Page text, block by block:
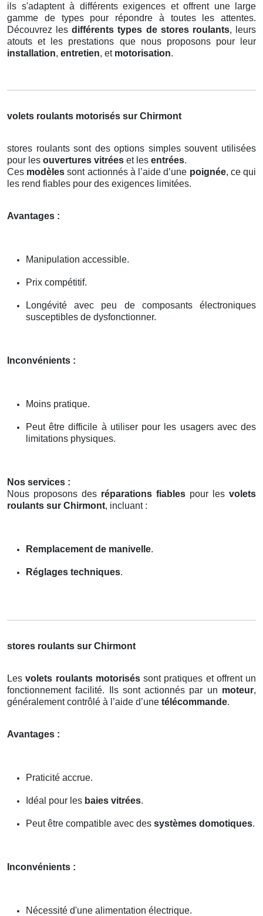
ils s'adaptent à différents exigences et offrent une large
gamme de types pour répondre à toutes les attentes.
Découvrez lesdifférents types de stores roulants, leurs
atouts et les prestations que nous proposons pour leur
installation, entretien, et motorisation.
volets roulants motorisés sur Chirmont
stores roulants sont des options simples souvent utilisées
pour les ouvertures vitrées et les entrées.
Ces modèles sont actionnés à l’aide d’une poignée, ce qui
les rend fiables pour des exigences limitées.
Avantages :
Manipulation accessible.
Prix compétitif.
Longévité avec peu de composants électroniques
susceptibles de dysfonctionner.
Inconvénients :
Moins pratique.
Peut être difficile à utiliser pour les usagers avec des
limitations physiques.
Nos services :
Nous proposons des réparations fiables pour les volets
roulants sur Chirmont, incluant :
Remplacement de manivelle.
Réglages techniques.
stores roulants sur Chirmont
Lesvolets roulants motoriséssont pratiques et offrent un
fonctionnement facilité. Ils sont actionnés par un moteur,
généralement contrôlé à l’aide d’une télécommande.
Avantages :
Praticité accrue.
Idéal pour les baies vitrées.
Peut être compatible avec des systèmes domotiques.
Inconvénients :
Nécessité d'une alimentation électrique.